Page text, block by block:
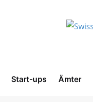
Start-ups Ämter